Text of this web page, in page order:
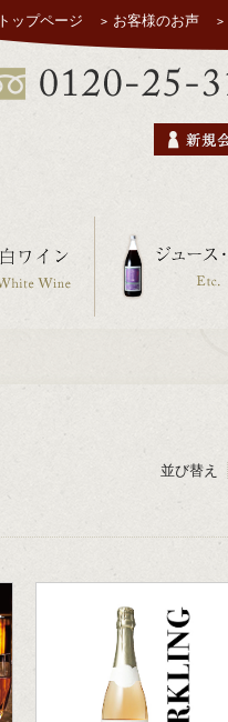
トップページ お客様のお声
並び替え